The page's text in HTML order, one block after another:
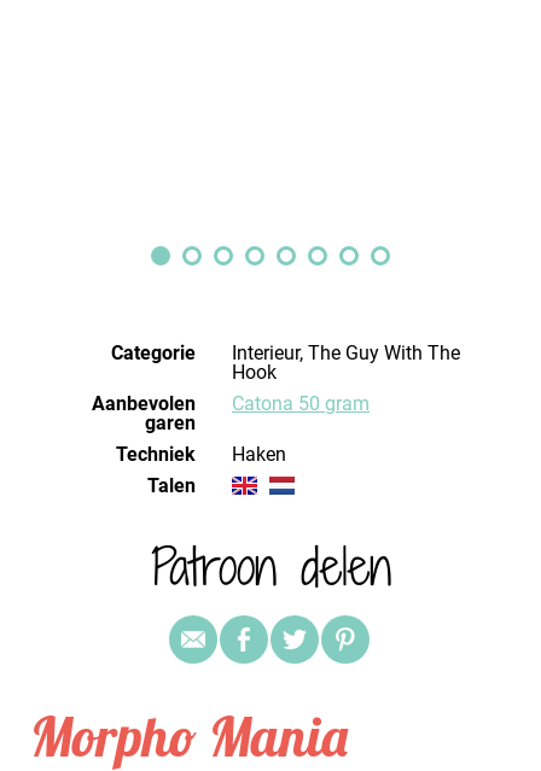
Categorie
Interieur, The Guy With The
Hook
Aanbevolen
garen
Catona 50 gram
Techniek
haken
Talen
Patroon delen
Morpho Mania